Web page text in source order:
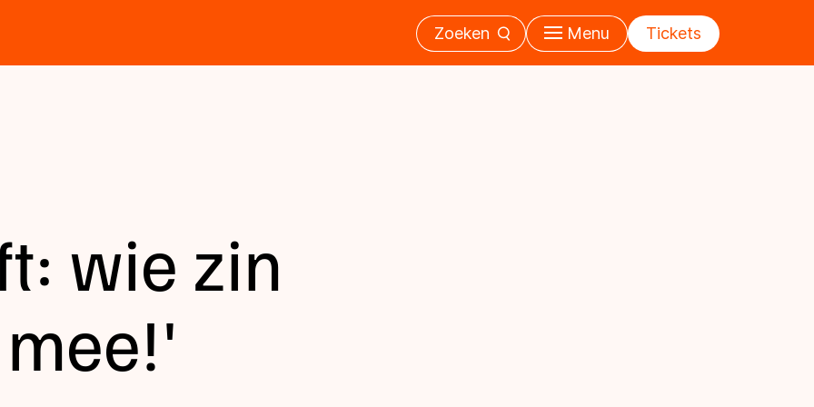
Zoeken Menu Tickets
wie zin